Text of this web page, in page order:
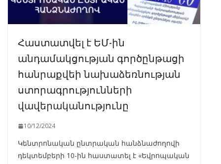
Հաստատվել է ԵՄ-ին
անդամակցության գործընթացի
հանրաքվեի նախաձեռնության
ստորագրությունների
վավերականությունը
10/12/2024
Կենտրոնական ընտրական հանձնաժողովի
դեկտեմբերի 10-ին հաստատել է «Եվրոպական